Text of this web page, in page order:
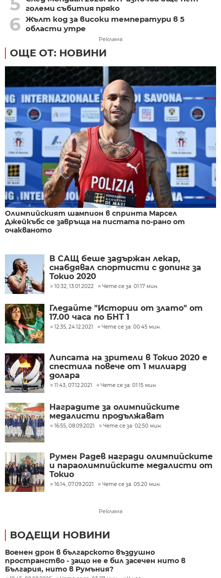
големи събития пряко
6 Жълт код за високи температури в 5
области утре
Реклама
ОЩЕ ОТ: НОВИНИ
Олимпийският шампион в спринта Марсел
Джейкъбс се завръща на пистата по-рано от
очакваното
В САЩ беше задържан лекар,
снабдявал спортисти с допинг за
Токио 2020
10:32, 13.01.2022 Чете се за: 01:17 мин.
Гледайте "Истории от злато" от
17.00 часа по БНТ 1
12:35, 24.12.2021 Чете се за: 00:45 мин.
Липсата на зрители в Токио 2020 е
спестила повече от 1 милиард
долара
11:43, 07.12.2021 Чете се за: 01:15 мин.
Наградите за олимпийските
медалисти продължават
16:55, 08.09.2021 Чете се за: 02:50 мин.
Румен Радев награди олимпийските
и параолимпийските медалисти от
Токио
16:14, 07.09.2021 Чете се за: 05:20 мин.
Реклама
ВОДЕЩИ НОВИНИ
Военен дрон в българското въздушно
пространство - защо не е бил засечен нито в
България, нито в Румъния?